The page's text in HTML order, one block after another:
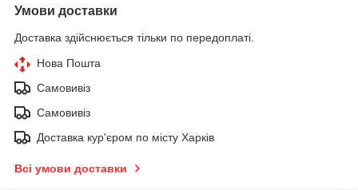
Умови доставки
Доставка здійснюється тільки по передоплаті.
Нова Пошта
Самовивіз
Самовивіз
Доставка кур'єром по місту Харків
Всі умови доставки